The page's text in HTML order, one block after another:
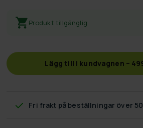
Produkt tillgänglig
Lägg till i kundvagnen –
Fri frakt på beställningar över